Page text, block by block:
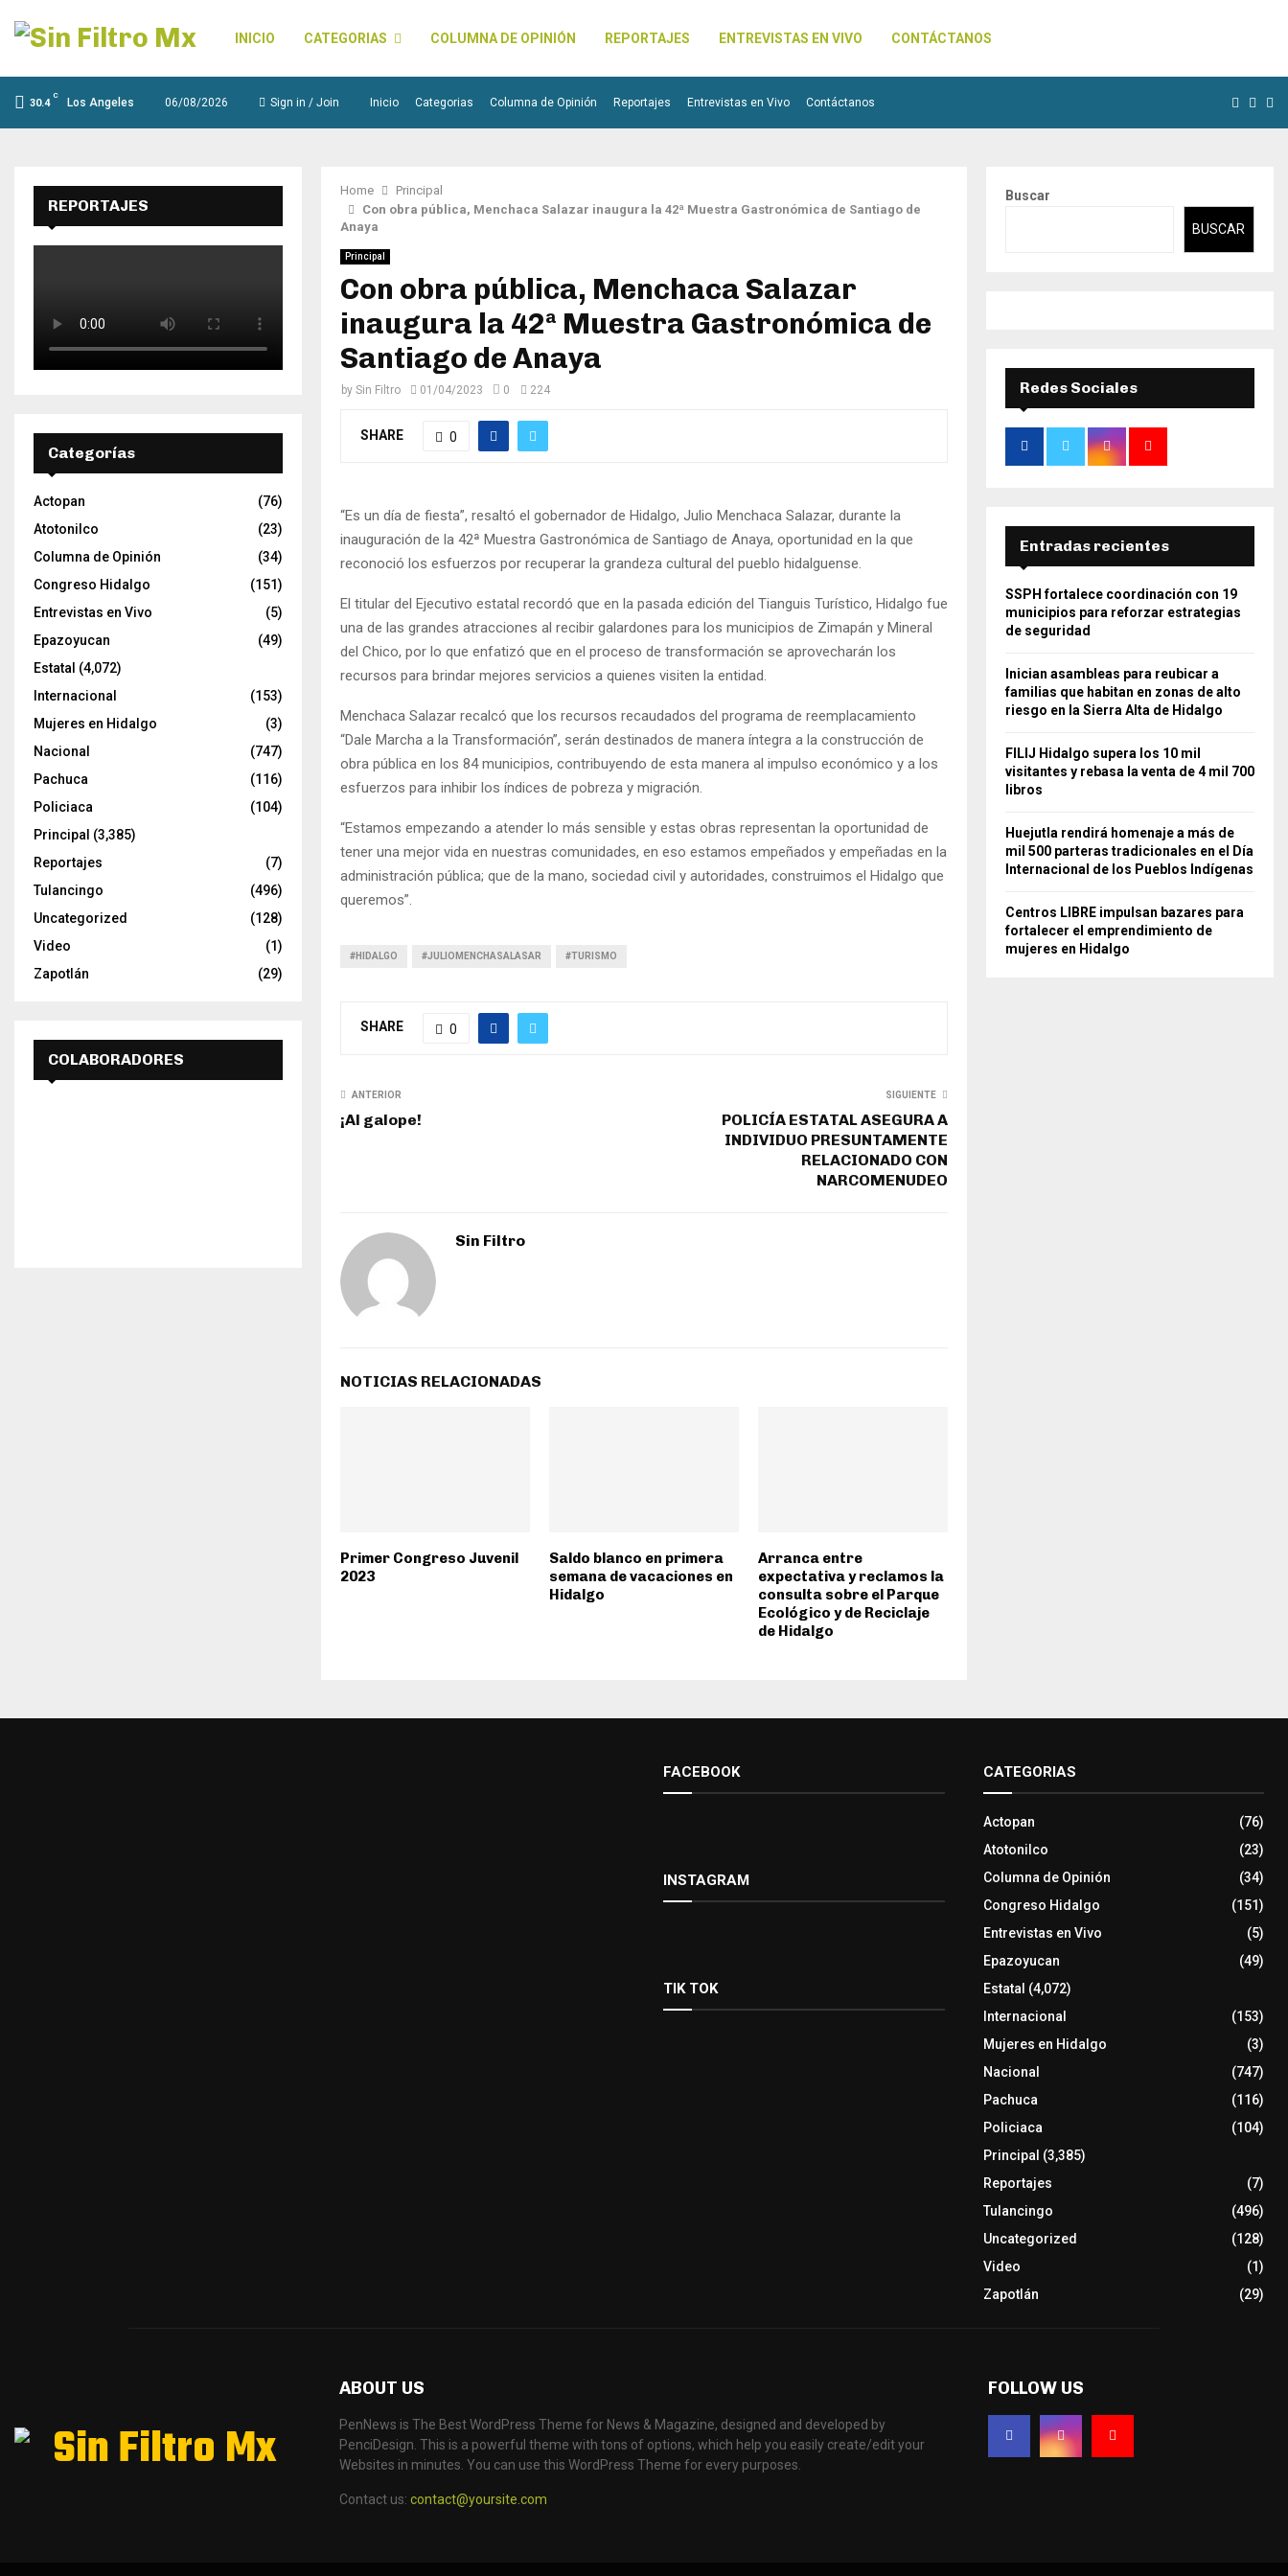
INICIO CATEGORIAS COLUMNA DE OPINIÓN REPORTAJES ENTREVISTAS EN VIVO CONTÁCTANOS
30.4
C
Los Angeles 06/08/2026 Sign in / Join Inicio Categorias Columna de Opinión Reportajes Entrevistas en Vivo Contáctanos
Home
Principal
Con obra pública, Menchaca Salazar inaugura la 42ª Muestra Gastronómica de Santiago de
Anaya
Principal
Con obra pública, Menchaca Salazar
inaugura la 42ª Muestra Gastronómica de
Santiago de Anaya
by Sin Filtro 01/04/2023 0 224
SHARE 0
“Es un día de fiesta”, resaltó el gobernador de Hidalgo, Julio Menchaca Salazar, durante la
inauguración de la 42ª Muestra Gastronómica de Santiago de Anaya, oportunidad en la que
reconoció los esfuerzos por recuperar la grandeza cultural del pueblo hidalguense.
El titular del Ejecutivo estatal recordó que en la pasada edición del Tianguis Turístico, Hidalgo fue
una de las grandes atracciones al recibir galardones para los municipios de Zimapán y Mineral
del Chico, por lo que enfatizó que en el proceso de transformación se aprovecharán los
recursos para brindar mejores servicios a quienes visiten la entidad.
Menchaca Salazar recalcó que los recursos recaudados del programa de reemplacamiento
“Dale Marcha a la Transformación”, serán destinados de manera íntegra a la construcción de
obra pública en los 84 municipios, contribuyendo de esta manera al impulso económico y a los
esfuerzos para inhibir los índices de pobreza y migración.
“Estamos empezando a atender lo más sensible y estas obras representan la oportunidad de
tener una mejor vida en nuestras comunidades, en eso estamos empeñados y empeñadas en la
administración pública; que de la mano, sociedad civil y autoridades, construimos el Hidalgo que
queremos”.
#HIDALGO #JULIOMENCHASALASAR #TURISMO
SHARE 0
ANTERIOR
¡Al galope!
SIGUIENTE
POLICÍA ESTATAL ASEGURA A
INDIVIDUO PRESUNTAMENTE
RELACIONADO CON
NARCOMENUDEO
Sin Filtro
NOTICIAS RELACIONADAS
Primer Congreso Juvenil
2023
Saldo blanco en primera
semana de vacaciones en
Hidalgo
Arranca entre
expectativa y reclamos la
consulta sobre el Parque
Ecológico y de Reciclaje
de Hidalgo
REPORTAJES
Categorías
Actopan
(76)
Atotonilco
(23)
Columna de Opinión
(34)
Congreso Hidalgo
(151)
Entrevistas en Vivo
(5)
Epazoyucan
(49)
Estatal (4,072)
Internacional
(153)
Mujeres en Hidalgo
(3)
Nacional
(747)
Pachuca
(116)
Policiaca
(104)
Principal (3,385)
Reportajes
(7)
Tulancingo
(496)
Uncategorized
(128)
Video
(1)
Zapotlán
(29)
COLABORADORES
Buscar
BUSCAR
Redes Sociales
Entradas recientes
SSPH fortalece coordinación con 19
municipios para reforzar estrategias
de seguridad
Inician asambleas para reubicar a
familias que habitan en zonas de alto
riesgo en la Sierra Alta de Hidalgo
FILIJ Hidalgo supera los 10 mil
visitantes y rebasa la venta de 4 mil 700
libros
Huejutla rendirá homenaje a más de
mil 500 parteras tradicionales en el Día
Internacional de los Pueblos Indígenas
Centros LIBRE impulsan bazares para
fortalecer el emprendimiento de
mujeres en Hidalgo
FACEBOOK
INSTAGRAM
TIK TOK
CATEGORIAS
Actopan
(76)
Atotonilco
(23)
Columna de Opinión
(34)
Congreso Hidalgo
(151)
Entrevistas en Vivo
(5)
Epazoyucan
(49)
Estatal (4,072)
Internacional
(153)
Mujeres en Hidalgo
(3)
Nacional
(747)
Pachuca
(116)
Policiaca
(104)
Principal (3,385)
Reportajes
(7)
Tulancingo
(496)
Uncategorized
(128)
Video
(1)
Zapotlán
(29)
ABOUT US
PenNews is The Best WordPress Theme for News & Magazine, designed and developed by
PenciDesign. This is a powerful theme with tons of options, which help you easily create/edit your
Websites in minutes. You can use this WordPress Theme for every purposes.
Contact us: contact@yoursite.com
FOLLOW US